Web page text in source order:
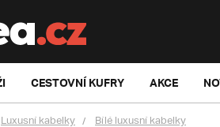
CESTOVNÍ KUFRY AKCE
Luxusní kabelky Bílé luxusní kabelky